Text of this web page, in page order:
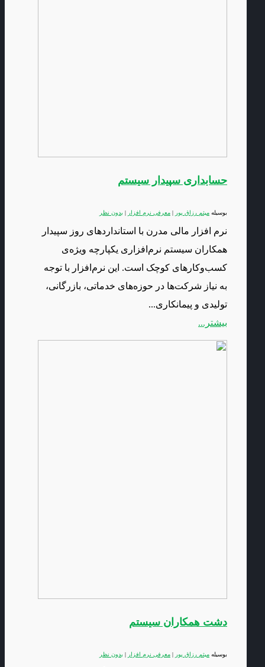
حسابداری سپیدار سیستم
میثم رزاق پور |معرفی نرم افزار | بدون نظر
نرم افزار مالی مدرن با استانداردهای روز سپیدار
همکاران سیستم نرم‌افزاری یکپارچه ویژه‌ی
کسب‌و‌کار‌های کوچک است. این نرم‌افزار با توجه
به نیاز شرکت‌ها در حوزه‌های خدماتی، بازرگانی،
تولیدی و پیمانکاری...
بیشتر...
دشت همکاران سیستم
میثم رزاق پور معرفی نرم افزار | بدون نظر